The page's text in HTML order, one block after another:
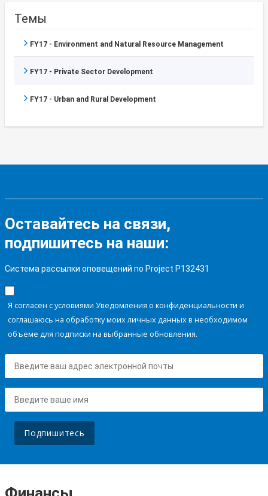
Темы
FY17 - Environment and Natural Resource Management
FY17 - Private Sector Development
FY17 - Urban and Rural Development
Оставайтесь на связи,
подпишитесь на наши:
Система рассылки оповещений по Project P132431
Я согласен с условиями Уведомления о конфиденциальности и
соглашаюсь на обработку моих личных данных в необходимом
объеме для подписки на выбранные обновления.
Подпишитесь